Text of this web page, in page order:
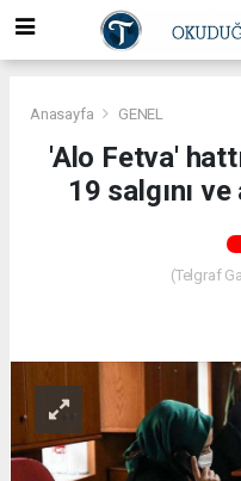
Anasayfa GENEL
'Alo Fetva'
19 salgını ve
(Telgraf